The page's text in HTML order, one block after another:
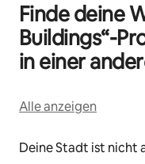
Finde deine
Buildings“-
in einer
Alle anzeigen
Deine Stadt ist nicht